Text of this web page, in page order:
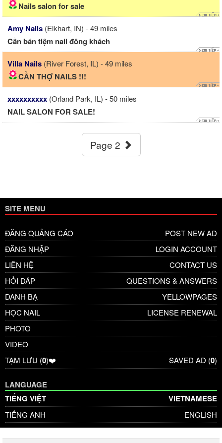
Nails salon for sale
Amy Nails (Elkhart, IN) - 49 miles
Cần bán tiệm nail đông khách
Villa Nails (River Forest, IL) - 49 miles
CẦN THỢ NAILS !!!
xxxxxxxxxx (Orland Park, IL) - 50 miles
NAIL SALON FOR SALE!
Page 2
SITE MENU
ĐĂNG QUẢNG CÁO
POST NEW AD
ĐĂNG NHẬP
LOGIN ACCOUNT
LIÊN HỆ
CONTACT US
HỎI ĐÁP
QUESTIONS & ANSWERS
DANH BẠ
YELLOWPAGES
HỌC NAIL
LICENSE RENEWAL
PHOTO
VIDEO
TẠM LƯU (0)❤️ SAVED AD (0)
LANGUAGE
TIẾNG VIỆT
VIETNAMESE
TIẾNG ANH ENGLISH